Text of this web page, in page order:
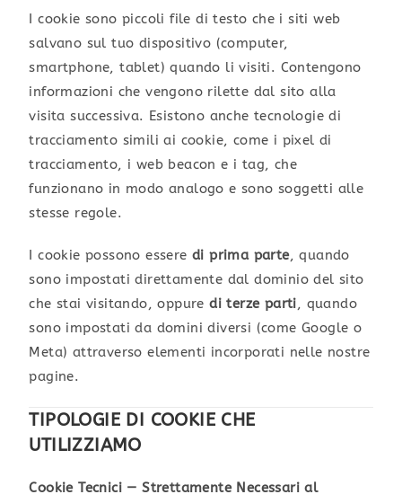
I cookie sono piccoli file di testo che i siti web
salvano sul tuo dispositivo (computer,
smartphone, tablet) quando li visiti. Contengono
informazioni che vengono rilette dal sito alla
visita successiva. Esistono anche tecnologie di
tracciamento simili ai cookie, come i pixel di
tracciamento, i web beacon e i tag, che
funzionano in modo analogo e sono soggetti alle
stesse regole.
I cookie possono esseredi prima parte, quando
sono impostati direttamente dal dominio del sito
che stai visitando, oppuredi terze parti, quando
sono impostati da domini diversi (come Google o
Meta) attraverso elementi incorporati nelle nostre
pagine.
TIPOLOGIE DI COOKIE CHE
UTILIZZIAMO
Cookie Tecnici — Strettamente Necessari al